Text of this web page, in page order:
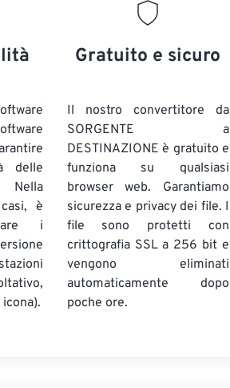
delle
Nella
è
i
icona).
Gratuito e sicuro
Il nostro convertitore da
SORGENTE a
DESTINAZIONE è gratuito e
funziona su qualsiasi
browser web. Garantiamo
sicurezza e privacy dei file. I
file sono protetti con
crittografia SSL a 256 bit e
vengono eliminati
automaticamente dopo
poche ore.